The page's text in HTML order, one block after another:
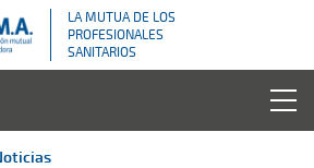
LA MUTUA DE LOS
PROFESIONALES
SANITARIOS